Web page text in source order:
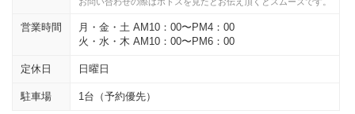
営業時間
月・金・土 AM10：00〜PM4：00
火・水・木 AM10：00〜PM6：00
定休日 日曜日
駐車場 1台（予約優先）